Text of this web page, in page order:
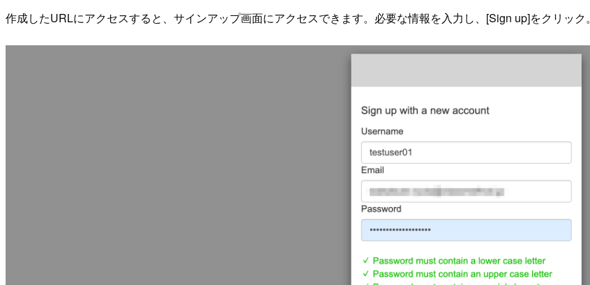
作成したURLにアクセスすると、サインアップ画面にアクセスできます。必要な情報を入力し、[Sign up]をクリック。